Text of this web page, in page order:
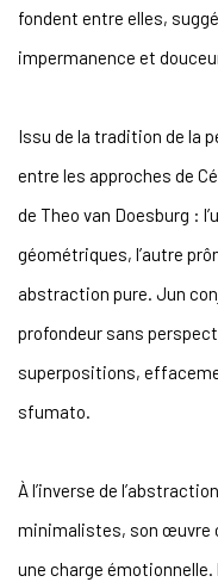
fondent entre elles,
impermanence et
Issu de la tradition de la
entre les approches de
de Theo van Doesburg :
géométriques, l’autre
abstraction pure. Jun
profondeur sans
superpositions,
sfumato.
À l’inverse de
minimalistes, son œuvre
une charge